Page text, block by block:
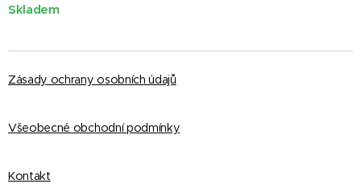
Skladem
Zásady ochrany osobních údajů
Všeobecné obchodní podmínky
Kontakt